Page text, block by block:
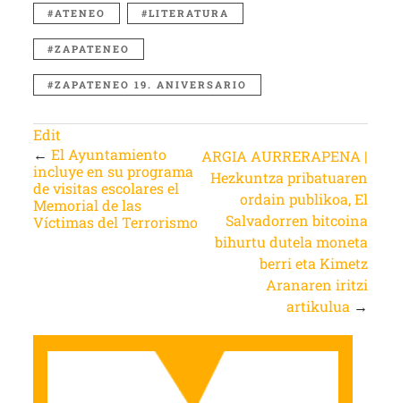
ATENEO LITERATURA
ZAPATENEO
ZAPATENEO 19. ANIVERSARIO
Edit
← El Ayuntamiento
incluye en su programa
de visitas escolares el
Memorial de las
Víctimas del Terrorismo
ARGIA AURRERAPENA |
Hezkuntza pribatuaren
ordain publikoa, El
Salvadorren bitcoina
bihurtu dutela moneta
berri eta Kimetz
Aranaren iritzi
artikulua →